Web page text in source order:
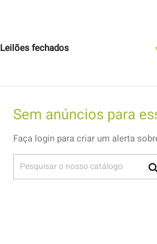
Leilões fechados
Sem anúncios para
Faça login para criar um alerta